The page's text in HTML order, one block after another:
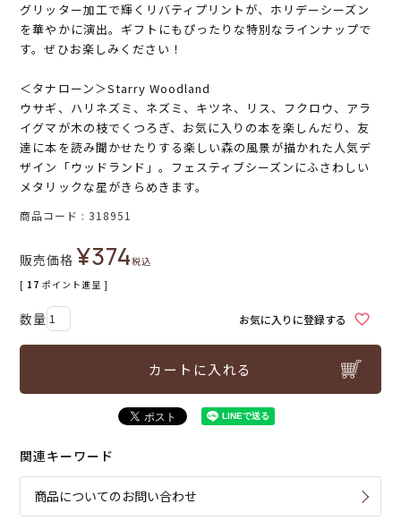
グリッター加工で輝くリバティプリントが、ホリデーシーズン
を華やかに演出。ギフトにもぴったりな特別なラインナップで
す。ぜひお楽しみください！
＜タナローン＞Starry Woodland
ウサギ、ハリネズミ、ネズミ、キツネ、リス、フクロウ、アラ
イグマが木の枝でくつろぎ、お気に入りの本を楽しんだり、友
達に本を読み聞かせたりする楽しい森の風景が描かれた人気デ
ザイン「ウッドランド」。フェスティブシーズンにふさわしい
メタリックな星がきらめきます。
商品コード 318951
販売価格 ¥374税込
[ 17 ポイント進呈 ]
お気に入りに登録する
カートに入れる
関連キーワード
商品についてのお問い合わせ